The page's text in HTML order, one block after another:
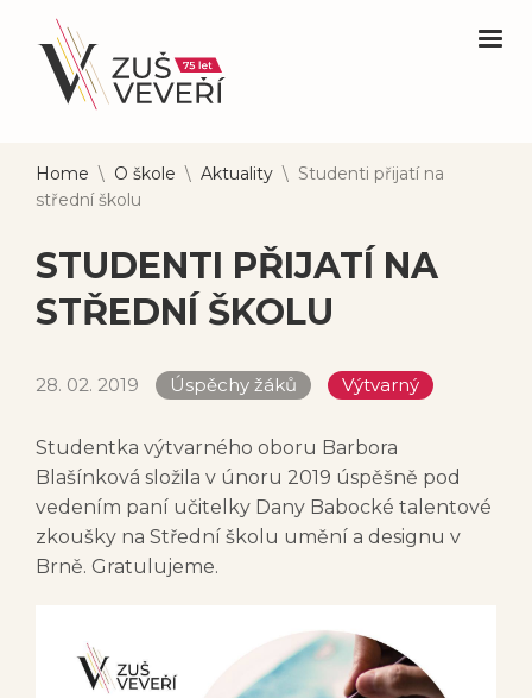
Home \ O škole \ Aktuality \ Studenti přijatí na
střední školu
STUDENTI PŘIJATÍ NA
STŘEDNÍ ŠKOLU
28. 02. 2019 Úspěchy žáků Výtvarný
Studentka výtvarného oboru Barbora
Blašínková složila v únoru 2019 úspěšně pod
vedením paní učitelky Dany Babocké talentové
zkoušky na Střední školu umění a designu v
Brně. Gratulujeme.